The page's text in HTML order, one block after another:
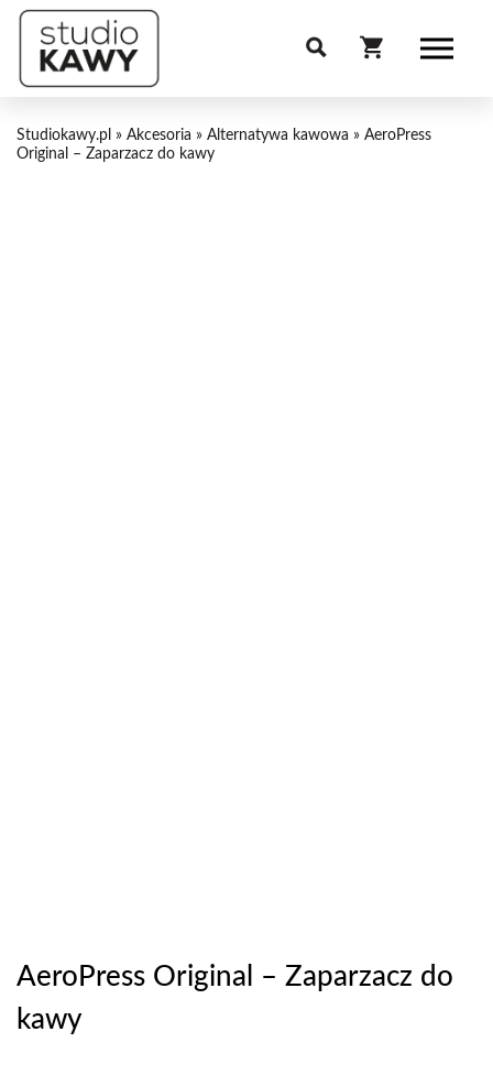
Studiokawy.pl » Akcesoria » Alternatywa kawowa » AeroPress
Original – Zaparzacz do kawy
AeroPress Original – Zaparzacz do
kawy